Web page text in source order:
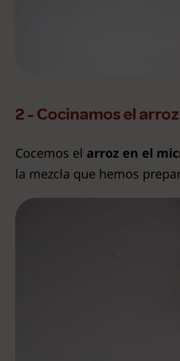
2 - Cocinamos el
Cocemos el arroz en el
la mezcla que hemos